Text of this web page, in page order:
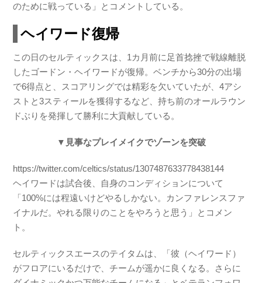
のために戦っている」とコメントしている。
ヘイワード復帰
この日のセルティックスは、1カ月前に足首捻挫で戦線離脱
したゴードン・ヘイワードが復帰。ベンチから30分の出場
で6得点と、スコアリングでは精彩を欠いていたが、4アシ
ストと3スティールを獲得するなど、持ち前のオールラウン
ドぶりを発揮して勝利に大貢献している。
▼見事なプレイメイクでゾーンを突破
https://twitter.com/celtics/status/1307487633778438144
ヘイワードは試合後、自身のコンディションについて
「100%には程遠いけどやるしかない。カンファレンスファ
イナルだ。やれる限りのことをやろうと思う」とコメン
ト。
セルティックスエースのテイタムは、「彼（ヘイワード）
がフロアにいるだけで、チームが遥かに良くなる。さらに